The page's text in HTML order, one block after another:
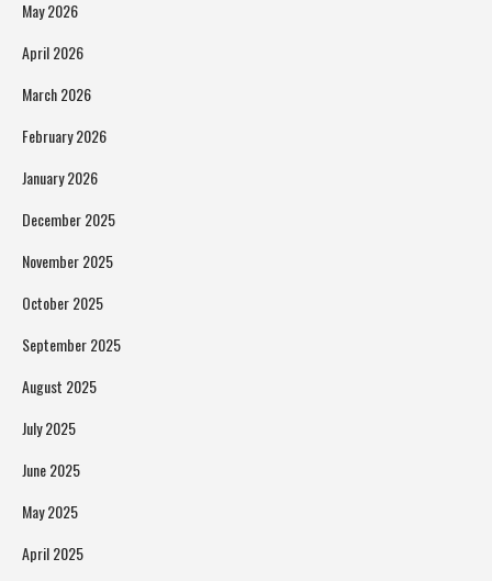
May 2026
April 2026
March 2026
February 2026
January 2026
December 2025
November 2025
October 2025
September 2025
August 2025
July 2025
June 2025
May 2025
April 2025